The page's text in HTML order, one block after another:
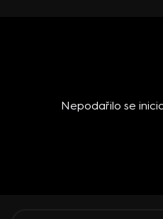
Nepodařilo se